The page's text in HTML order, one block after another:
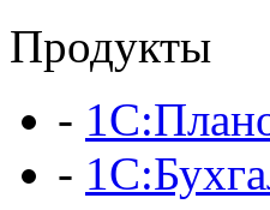
Продукты
-
-